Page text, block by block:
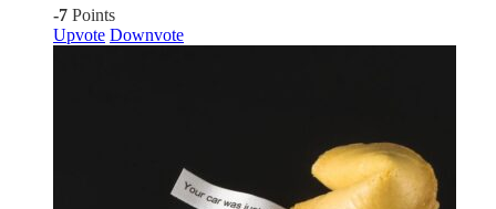
-7 Points
Upvote Downvote